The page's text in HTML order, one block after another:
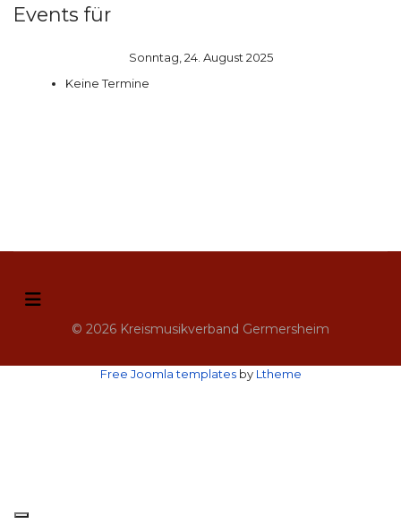
Events für
Sonntag, 24. August 2025
Keine Termine
© 2026 Kreismusikverband Germersheim
Free Joomla templatesby Ltheme